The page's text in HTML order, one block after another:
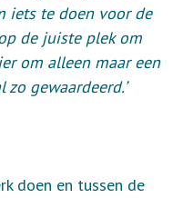
iets te doen voor de
de juiste plek om
om alleen maar een
gewaardeerd.’
doen en tussen de